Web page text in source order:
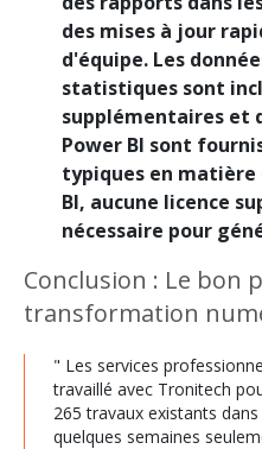
des mises à jour
d'équipe. Les
statistiques sont
supplémentaires et
Power BI sont
typiques en matière
BI, aucune licence
nécessaire pour
Conclusion : Le bon
transformation
" Les services
travaillé avec Tronitech
265 travaux existants
quelques semaines